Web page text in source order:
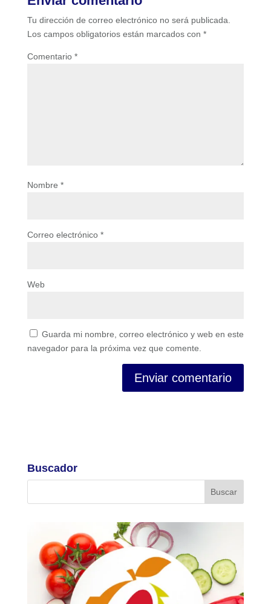
Tu dirección de correo electrónico no será publicada.
Los campos obligatorios están marcados con *
Comentario *
Nombre *
Correo electrónico *
Web
Guarda mi nombre, correo electrónico y web en este
navegador para la próxima vez que comente.
Buscador